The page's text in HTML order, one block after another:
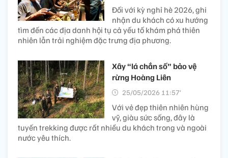
Đối với kỳ nghỉ hè 2026, ghi
nhận du khách có xu hướng
tìm đến các địa danh hội tụ cả yếu tố khám phá thiên
nhiên lẫn trải nghiệm đặc trưng địa phương.
Xây “lá chắn số” bảo vệ
rừng Hoàng Liên
25/05/2026 11:57’
Với vẻ đẹp thiên nhiên hùng
vỹ, giàu sức sống, đây là
tuyến trekking được rất nhiều du khách trong và ngoài
nước yêu thích.